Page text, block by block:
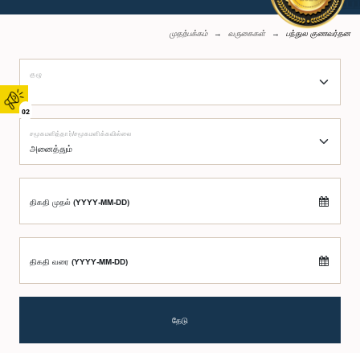
02
முதற்பக்கம் வருகைகள் பந்துல குணவர்தன
குழு
சமூகமளித்தார்/சமூகமளிக்கவில்லை
திகதி முதல் (YYYY-MM-DD)
திகதி வரை (YYYY-MM-DD)
தேடு